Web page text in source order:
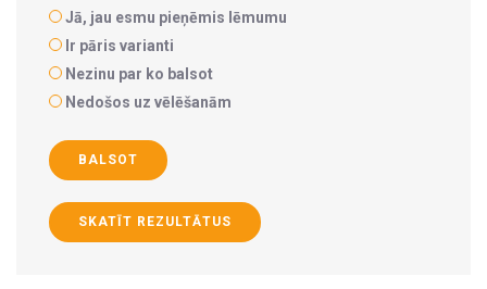
Jā, jau esmu pieņēmis lēmumu
Ir pāris varianti
Nezinu par ko balsot
Nedošos uz vēlēšanām
BALSOT
SKATĪT REZULTĀTUS